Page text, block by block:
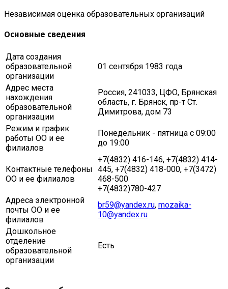
Независимая оценка образовательных организаций
Основные сведения
Дата создания
образовательной
организации
01 сентября 1983 года
Адрес места
нахождения
образовательной
организации
Россия, 241033, ЦФО, Брянская
область, г. Брянск, пр-т Ст.
Димитрова, дом 73
Режим и график
работы ОО и ее
филиалов
Понедельник - пятница с 09:00
до 19:00
Контактные телефоны
ОО и ее филиалов
+7(4832) 416-146, +7(4832) 414-
445, +7(4832) 418-000, +7(3472)
468-500
+7(4832)780-427
Адреса электронной
почты ОО и ее
филиалов
br59@yandex.ru, mozaika-
10@yandex.ru
Дошкольное
отделение
образовательной
организации
Есть